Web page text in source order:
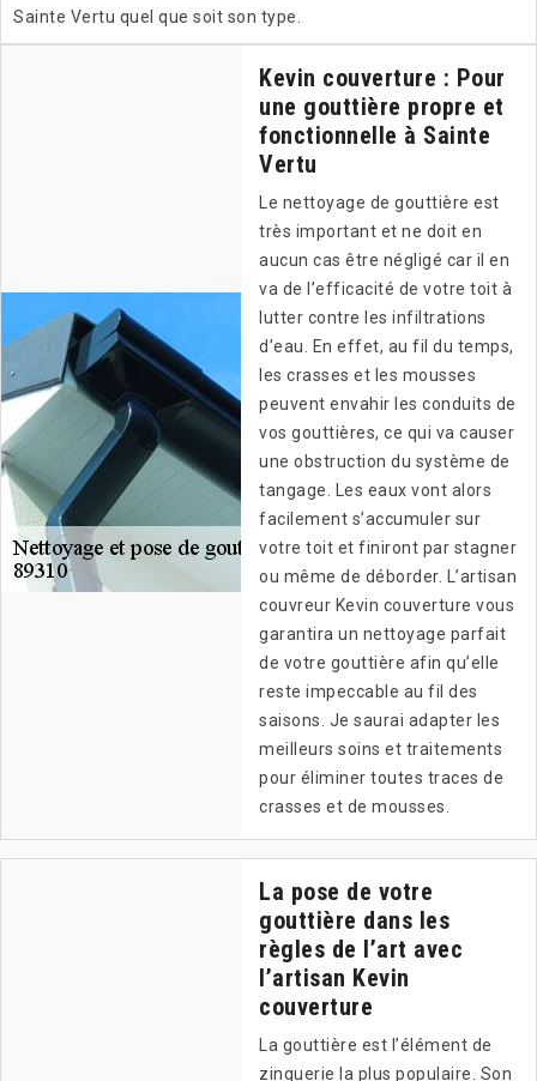
Sainte Vertu quel que soit son type.
Kevin couverture : Pour
une gouttière propre et
fonctionnelle à Sainte
Vertu
Le nettoyage de gouttière est
très important et ne doit en
aucun cas être négligé car il en
va de l’efficacité de votre toit à
lutter contre les infiltrations
d’eau. En effet, au fil du temps,
les crasses et les mousses
peuvent envahir les conduits de
vos gouttières, ce qui va causer
une obstruction du système de
tangage. Les eaux vont alors
facilement s’accumuler sur
votre toit et finiront par stagner
ou même de déborder. L’artisan
couvreur Kevin couverture vous
garantira un nettoyage parfait
de votre gouttière afin qu’elle
reste impeccable au fil des
saisons. Je saurai adapter les
meilleurs soins et traitements
pour éliminer toutes traces de
crasses et de mousses.
La pose de votre
gouttière dans les
règles de l’art avec
l’artisan Kevin
couverture
La gouttière est l’élément de
zinguerie la plus populaire. Son